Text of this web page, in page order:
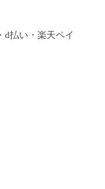
d払い・楽天ペイ